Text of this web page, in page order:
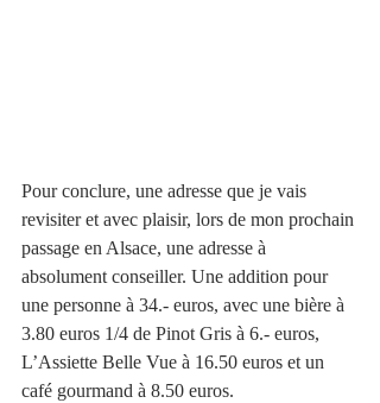
Pour conclure, une adresse que je vais
revisiter et avec plaisir, lors de mon prochain
passage en Alsace, une adresse à
absolument conseiller. Une addition pour
une personne à 34.- euros, avec une bière à
3.80 euros 1/4 de Pinot Gris à 6.- euros,
L’Assiette Belle Vue à 16.50 euros et un
café gourmand à 8.50 euros.